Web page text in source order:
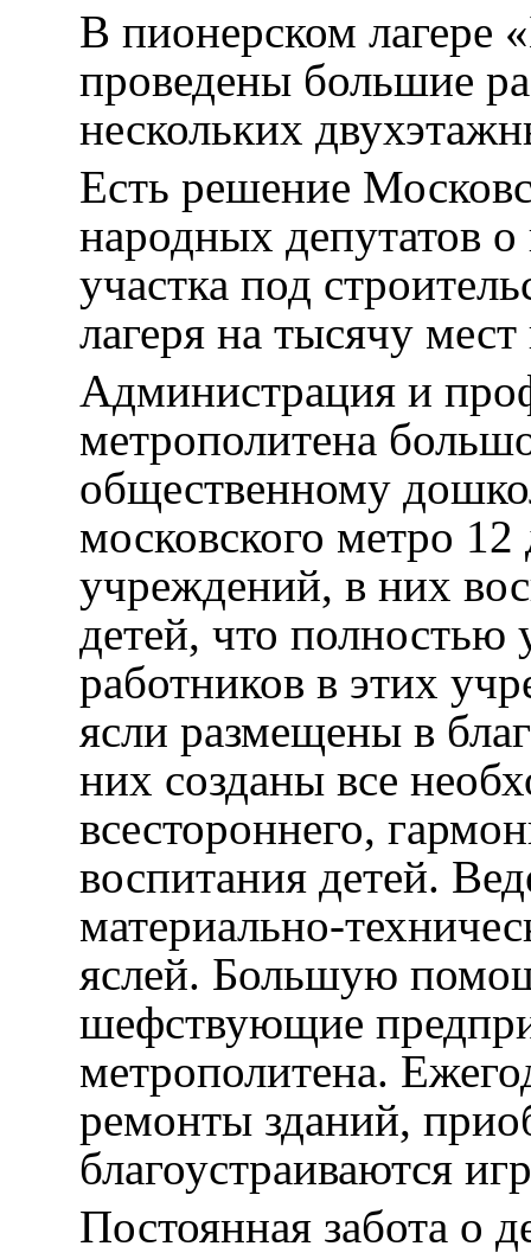
В пионерском лагере
проведены большие
нескольких
Есть решение
народных депутатов
участка под
лагеря на тысячу
Администрация и
метрополитена
общественному
московского метро
учреждений, в них
детей, что полностью
работников в этих
ясли размещены в
них созданы все
всестороннего,
воспитания детей.
материально-
яслей. Большую
шефствующие
метрополитена.
ремонты зданий,
благоустраиваются
Постоянная забота о